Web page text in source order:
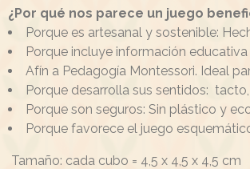
¿Por qué nos parece un juego
Porque es artesanal y sostenible:
Porque incluye información
Afín a Pedagogía Montessori. Ideal
Porque desarrolla sus sentidos:
Porque son seguros: Sin plástico y
Porque favorece el juego
Tamaño: cada cubo = 4,5 x 4,5 x 4,5 cm